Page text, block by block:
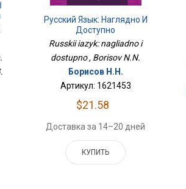
Русский Язык: Наглядно И
Доступно
Russkii iazyk: nagliadno i
dostupno , Borisov N.N.
Борисов Н.Н.
Артикул: 1621453
$21.58
Доставка за 14–20 дней
КУПИТЬ